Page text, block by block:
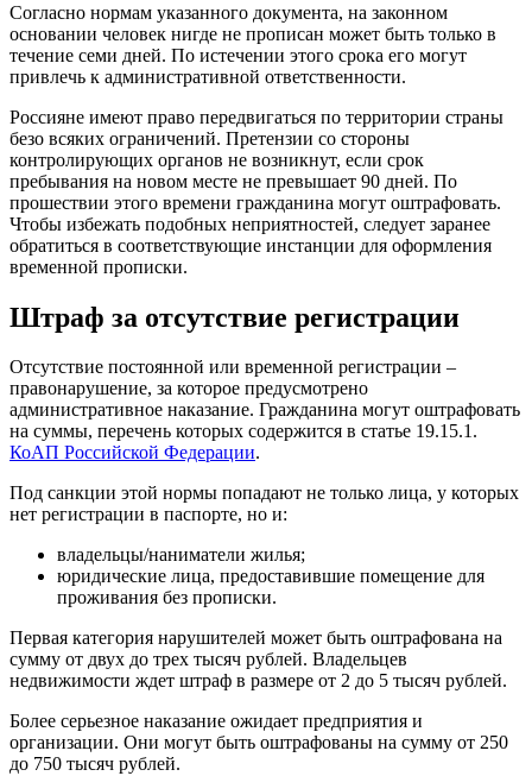
Согласно нормам указанного документа, на законном
основании человек нигде не прописан может быть только в
течение семи дней. По истечении этого срока его могут
привлечь к административной ответственности.
Россияне имеют право передвигаться по территории страны
безо всяких ограничений. Претензии со стороны
контролирующих органов не возникнут, если срок
пребывания на новом месте не превышает 90 дней. По
прошествии этого времени гражданина могут оштрафовать.
Чтобы избежать подобных неприятностей, следует заранее
обратиться в соответствующие инстанции для оформления
временной прописки.
Штраф за отсутствие регистрации
Отсутствие постоянной или временной регистрации –
правонарушение, за которое предусмотрено
административное наказание. Гражданина могут оштрафовать
на суммы, перечень которых содержится в статье 19.15.1.
КоАП Российской Федерации.
Под санкции этой нормы попадают не только лица, у которых
нет регистрации в паспорте, но и:
владельцы/наниматели жилья;
юридические лица, предоставившие помещение для
проживания без прописки.
Первая категория нарушителей может быть оштрафована на
сумму от двух до трех тысяч рублей. Владельцев
недвижимости ждет штраф в размере от 2 до 5 тысяч рублей.
Более серьезное наказание ожидает предприятия и
организации. Они могут быть оштрафованы на сумму от 250
до 750 тысяч рублей.